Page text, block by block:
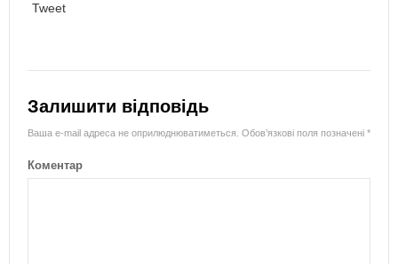
Tweet
Залишити відповідь
Ваша e-mail адреса не оприлюднюватиметься. Обов’язкові поля позначені *
Коментар